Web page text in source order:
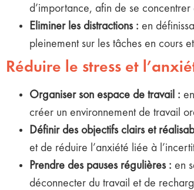
d’importance, afin de se
Eliminer les distractions : en
pleinement sur les tâches en cours
Réduire le stress et
Organiser son espace de travail :
créer un environnement de travail
Définir des objectifs clairs et
et de réduire l’anxiété liée à
Prendre des pauses régulières : en
déconnecter du travail et de